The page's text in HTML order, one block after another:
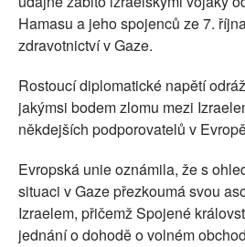
Hamasu a jeho spojenců ze 7.
zdravotnictví v Gaze.
Rostoucí diplomatické napětí
jakýmsi bodem zlomu mezi
někdejších podporovatelů v
Evropská unie oznámila, že s
situaci v Gaze přezkoumá svou
Izraelem, přičemž Spojené
jednání o dohodě o volném